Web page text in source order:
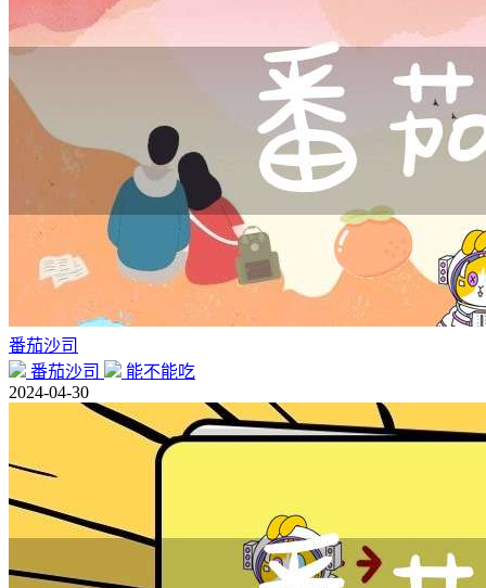
番茄沙司
番茄沙司
能不能吃
2024-04-30